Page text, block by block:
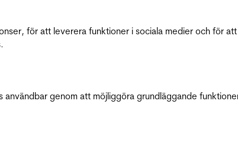
för att leverera funktioner i sociala medier och för
genom att möjliggöra grundläggande